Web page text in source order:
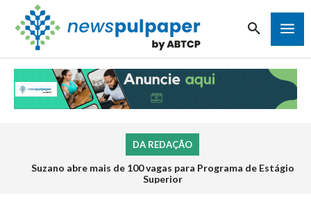
DA REDAÇÃO
Suzano abre mais de 100 vagas para Programa de Estágio
Superior